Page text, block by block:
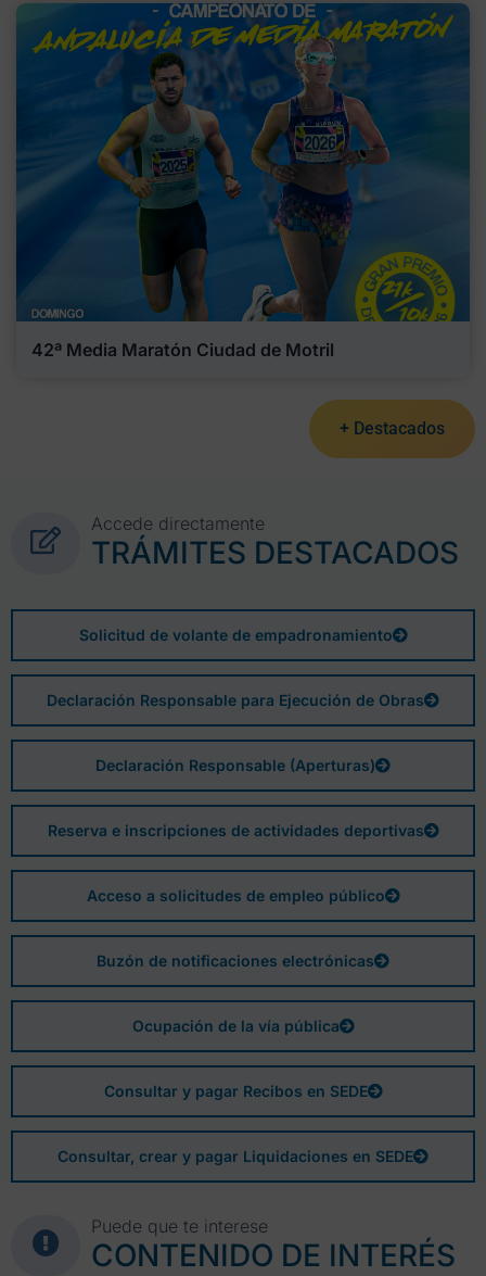
42ª Media Maratón Ciudad de Motril
+ Destacados
Accede directamente
TRÁMITES DESTACADOS
Solicitud de volante de empadronamiento
Declaración Responsable para Ejecución de Obras
Declaración Responsable (Aperturas)
Reserva e inscripciones de actividades deportivas
Acceso a solicitudes de empleo público
Buzón de notificaciones electrónicas
Ocupación de la vía pública
Consultar y pagar Recibos en SEDE
Consultar, crear y pagar Liquidaciones en SEDE
Puede que te interese
CONTENIDO DE INTERÉS